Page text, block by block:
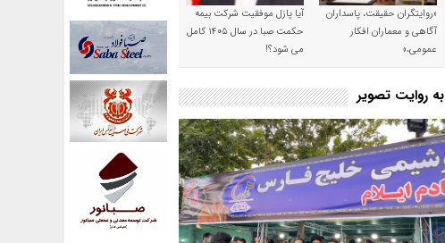
«روایتگران حقیقت، پاسداران
آگاهی و معماران افکار
عمومی،»
آیا پازل موفقیت شرکت بیمه
حکمت صبا در سال ۱۴۰۵ کامل
می شود؟!
به روایت تصویر